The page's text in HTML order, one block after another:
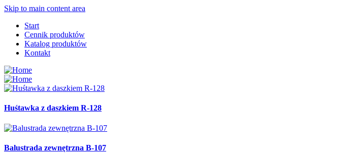
Skip to main content area
Start
Cennik produktów
Katalog produktów
Kontakt
Huśtawka z daszkiem R-128
Balustrada zewnętrzna B-107